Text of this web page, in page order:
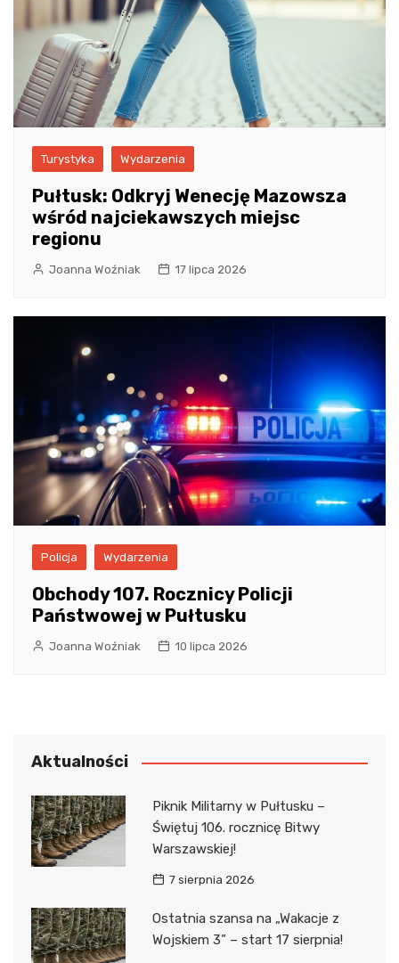
Turystyka Wydarzenia
Pułtusk: Odkryj Wenecję Mazowsza
wśród najciekawszych miejsc
regionu
Joanna Woźniak 17 lipca 2026
Policja Wydarzenia
Obchody 107. Rocznicy Policji
Państwowej w Pułtusku
Joanna Woźniak 10 lipca 2026
Aktualności
Piknik Militarny w Pułtusku –
Świętuj 106. rocznicę Bitwy
Warszawskiej!
7 sierpnia 2026
Ostatnia szansa na „Wakacje z
Wojskiem 3” – start 17 sierpnia!